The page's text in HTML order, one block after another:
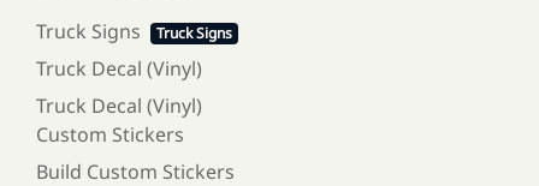
Truck Signs Truck Signs
Truck Decal (Vinyl)
Truck Decal (Vinyl)
Custom Stickers
Build Custom Stickers